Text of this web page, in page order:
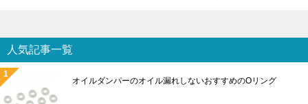
人気記事一覧
オイルダンパーのオイル漏れしないおすすめのOリング